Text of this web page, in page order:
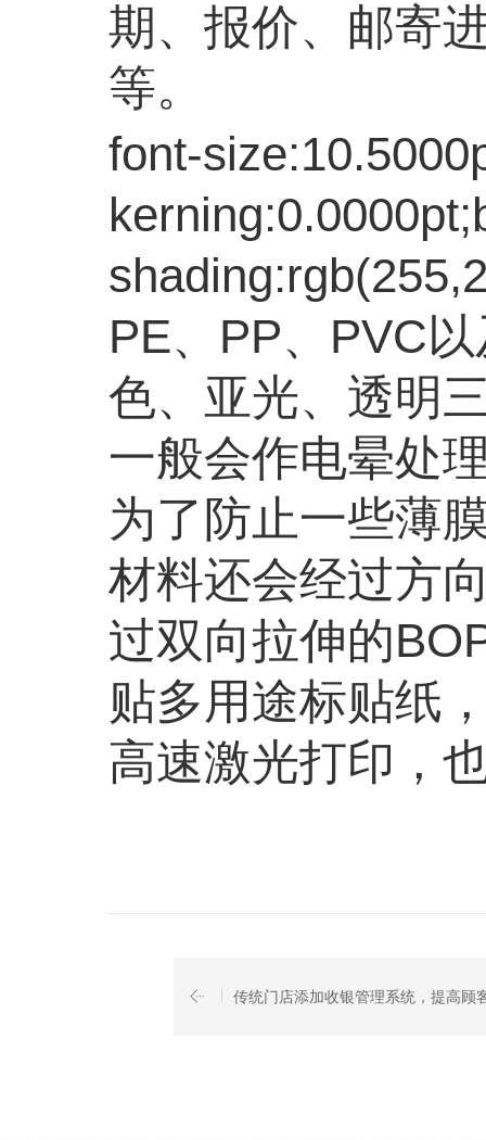
期、报价、邮寄
等。
font-
PE、PP、PVC
色、亚光、透明
一般会作电晕处
为了防止一些薄
材料还会经过方
过双向拉伸的
贴多用途标贴纸
高速激光打印，
传统门店添加收银管理系统，提高顾